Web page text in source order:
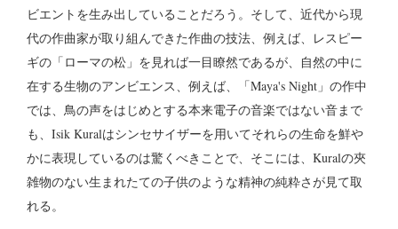
ビエントを生み出していることだろう。そして、近代から現
代の作曲家が取り組んできた作曲の技法、例えば、レスピー
ギの「ローマの松」を見れば一目瞭然であるが、自然の中に
在する生物のアンビエンス、例えば、「Maya's Night」の作中
では、鳥の声をはじめとする本来電子の音楽ではない音まで
も、Isik Kuralはシンセサイザーを用いてそれらの生命を鮮や
かに表現しているのは驚くべきことで、そこには、Kuralの夾
雑物のない生まれたての子供のような精神の純粋さが見て取
れる。